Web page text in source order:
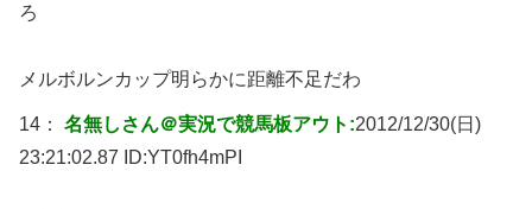
ろ
メルボルンカップ明らかに距離不足だわ
14： 名無しさん＠実況で競馬板アウト:2012/12/30(日)
23:21:02.87 ID:YT0fh4mPI